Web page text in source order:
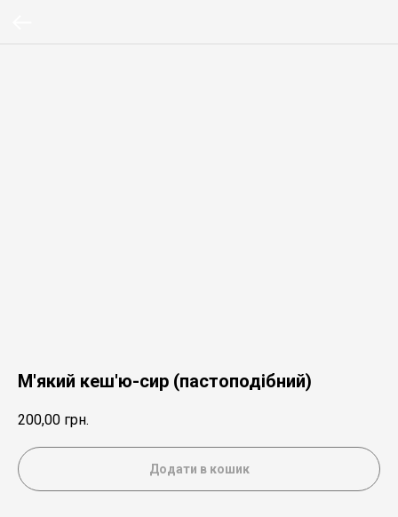
М'який кеш'ю-сир (пастоподібний)
200,00 грн.
Додати в кошик